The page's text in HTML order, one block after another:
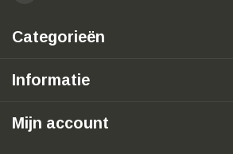
Categorieën
Informatie
Mijn account